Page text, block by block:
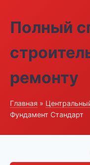
Полный
ремонту
Главная »
Фундамент Стандарт